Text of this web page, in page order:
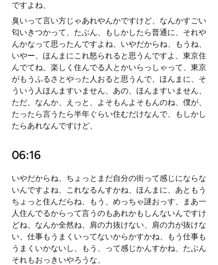
ですよね、
臭いって言い方じゃあれやんかですけど、なんかすごい
匂いきつかって、たぶん、もしかしたら普通に、それや
んかなって思ったんですよね、いやだからね、もうね、
いやー、ほんまにこれ怒られると思うんですよ、東京住
んでてね、楽しく住んでる人とかいらっしゃって、東京
がもうふるさとやった人おると思うんで、ほんまに、そ
ういう人ほんますいません、あの、ほんますいません、
ただ、なんか、えっと、よそもんよそもんのね、僕が、
たったら言うたら半年ぐらい住むだけなんで、もしかし
たらあれなんですけど、
06:16
いやだからね、ちょっとまだ自分の街って感じにならな
いんですよね、これなるんすかね、ほんまに、あともう
ちょっと住んだらね、もう、めっちゃ謎おっす、まあ一
人住んでるからって言うのもあれかもしんないんですけ
どね、なんか全然ね、肩の力抜けない、肩の力が抜けな
い、仕事もうまくいってないからかすかね、もう仕事も
うまくいかないし、もう、って感じかんすかね、たぶん
それもおっきいやろうな、